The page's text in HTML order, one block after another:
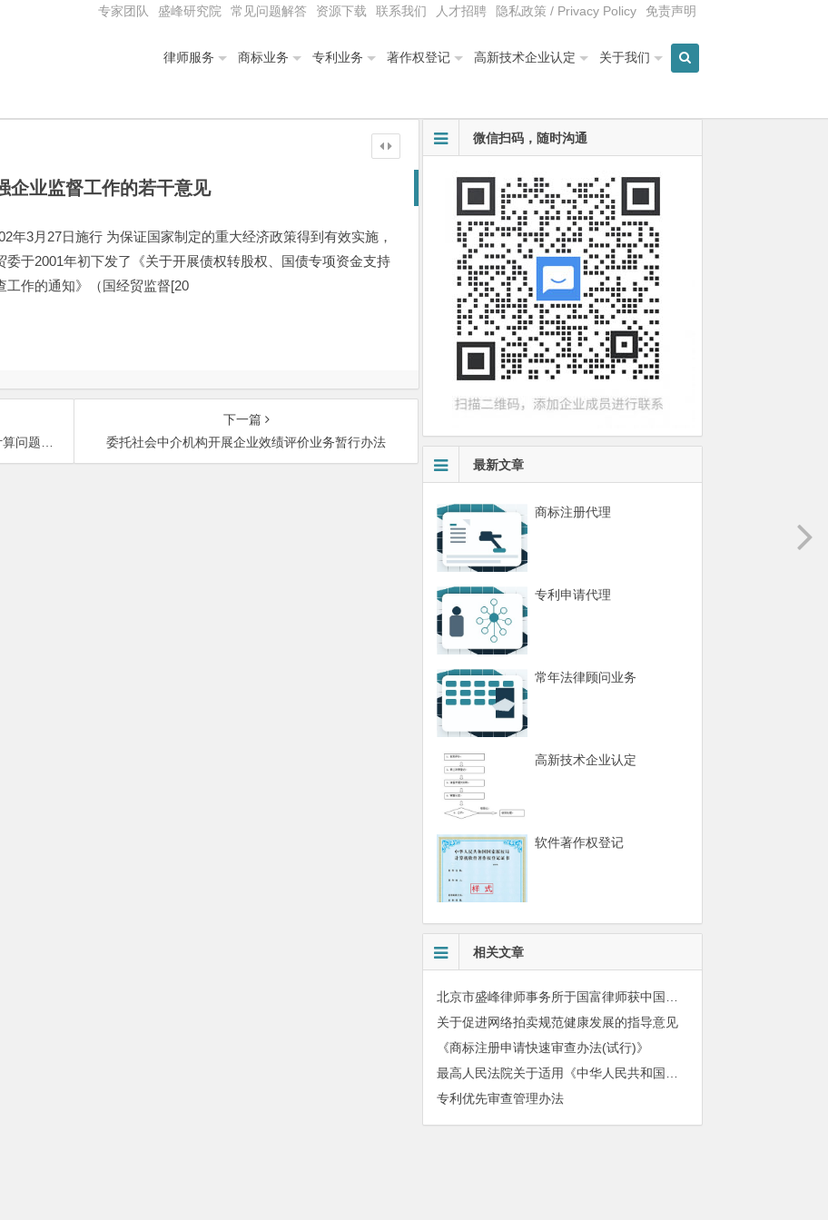
专家团队 盛峰研究院 常见问题解答 资源下载 联系我们 人才招聘 隐私政策 / Privacy Policy 免责声明
律师服务 商标业务 专利业务 著作权登记 高新技术企业认定 关于我们
企业监督工作的若干意见
年3月27日施行 为保证国家制定的重大经济政策得到有效实施，
于2001年初下发了《关于开展债权转股权、国债专项资金支持
工作的通知》（国经贸监督[20
的复函
下一篇
委托社会中介机构开展企业效绩评价业务暂行办法
微信扫码，随时沟通
最新文章
商标注册代理
专利申请代理
常年法律顾问业务
高新技术企业认定
软件著作权登记
相关文章
关于促进网络拍卖规范健康发展的指导意见
《商标注册申请快速审查办法(试行)》
专利优先审查管理办法